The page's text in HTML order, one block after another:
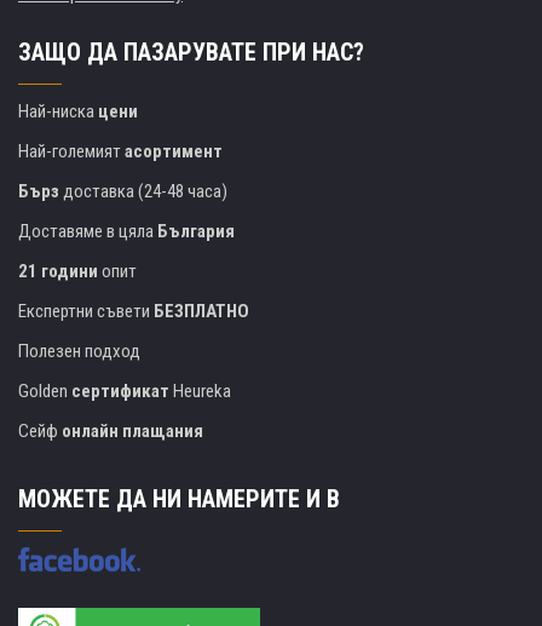
ЗАЩО ДА ПАЗАРУВАТЕ ПРИ НАС?
Най-ниска цени
Най-големиятасортимент
Бърз доставка (24-48 часа)
Доставяме в цяла България
21 години опит
Експертни съвети БЕЗПЛАТНО
Полезен подход
Golden сертификат Heureka
Сейф онлайн плащания
МОЖЕТЕ ДА НИ НАМЕРИТЕ И В